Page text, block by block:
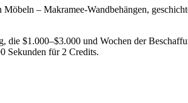
– Makramee-Wandbehängen,
$1.000–$3.000 und Wochen der
Sekunden für 2 Credits.